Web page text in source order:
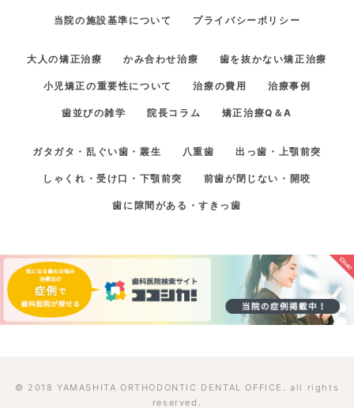
当院の施設基準について プライバシーポリシー
大人の矯正治療 かみ合わせ治療 歯を抜かない矯正治療
小児矯正の重要性について 治療の費用 治療事例
歯並びの雑学 院長コラム 矯正治療Q＆A
ガタガタ・乱ぐい歯・叢生 八重歯 出っ歯・上顎前突
しゃくれ・受け口・下顎前突 前歯が閉じない・開咬
歯に隙間がある・すきっ歯
© 2018 YAMASHITA ORTHODONTIC DENTAL OFFICE. all rights
reserved.